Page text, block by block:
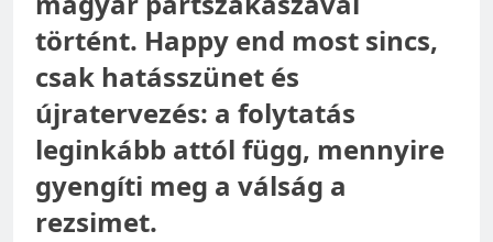
történt. Happy end most sincs,
csak hatásszünet és
újratervezés: a folytatás
leginkább attól függ, mennyire
gyengíti meg a válság a
rezsimet.